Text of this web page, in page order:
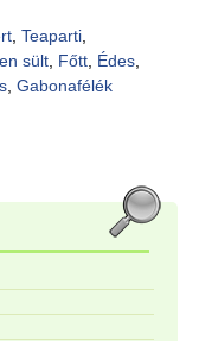
, Teaparti,
sült, Főtt, Édes,
, Gabonafélék